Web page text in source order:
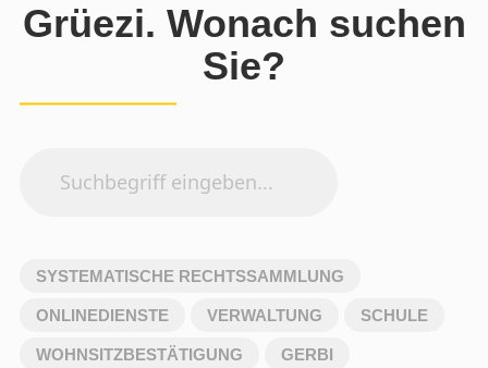
Grüezi. Wonach suchen
Sie?
SYSTEMATISCHE RECHTSSAMMLUNG
ONLINEDIENSTE VERWALTUNG SCHULE
WOHNSITZBESTÄTIGUNG GERBI